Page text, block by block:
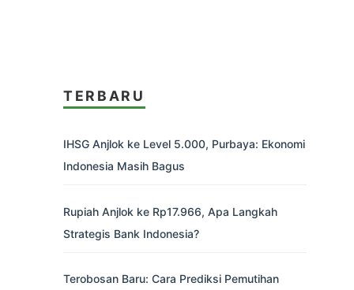
TERBARU
IHSG Anjlok ke Level 5.000, Purbaya: Ekonomi
Indonesia Masih Bagus
Rupiah Anjlok ke Rp17.966, Apa Langkah
Strategis Bank Indonesia?
Terobosan Baru: Cara Prediksi Pemutihan